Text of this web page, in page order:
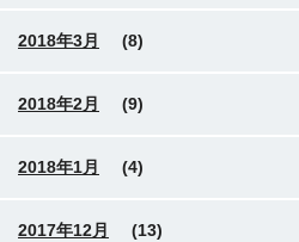
2018年3月 (8)
2018年2月 (9)
2018年1月 (4)
2017年12月 (13)